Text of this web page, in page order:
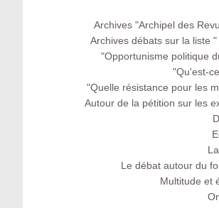
Archives "Archipel des
Archives débats sur la liste
"Opportunisme politique
"Qu'est-
"Quelle résistance pour les
Autour de la pétition sur les
Le débat autour du
Multitude et